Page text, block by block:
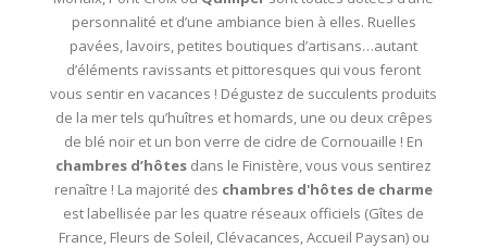
personnalité et d’une ambiance bien à elles. Ruelles
pavées, lavoirs, petites boutiques d’artisans…autant
d’éléments ravissants et pittoresques qui vous feront
vous sentir en vacances ! Dégustez de succulents produits
de la mer tels qu’huîtres et homards, une ou deux crêpes
de blé noir et un bon verre de cidre de Cornouaille ! En
chambres d’hôtes dans le Finistère, vous vous sentirez
renaître ! La majorité des chambres d'hôtes de charme
est labellisée par les quatre réseaux officiels (Gîtes de
France, Fleurs de Soleil, Clévacances, Accueil Paysan) ou